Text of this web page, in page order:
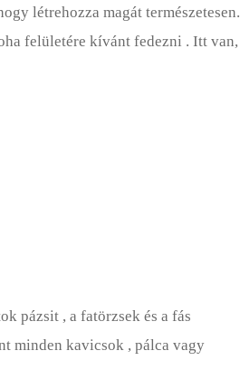
létrehozza magát természetesen.
felületére kívánt fedezni . Itt van,
pázsit , a fatörzsek és a fás
minden kavicsok , pálca vagy